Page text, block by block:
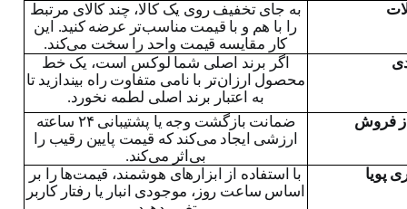
به جای تخفیف روی یک کالا، چند کالای مرتبط
را با هم و با قیمت مناسب‌تر عرضه کنید. این
کار مقایسه قیمت واحد را سخت می‌کند.
اگر برند اصلی شما لوکس است، یک خط
محصول ارزان‌تر با نامی متفاوت راه بیندازید تا
به اعتبار برند اصلی لطمه نخورد.
فروش
ضمانت بازگشت وجه یا پشتیبانی ۲۴ ساعته
ارزشی ایجاد می‌کند که قیمت پایین رقیب را
بی‌اثر می‌کند.
پویا
با استفاده از ابزارهای هوشمند، قیمت‌ها را بر
اساس ساعت روز، موجودی انبار یا رفتار کاربر